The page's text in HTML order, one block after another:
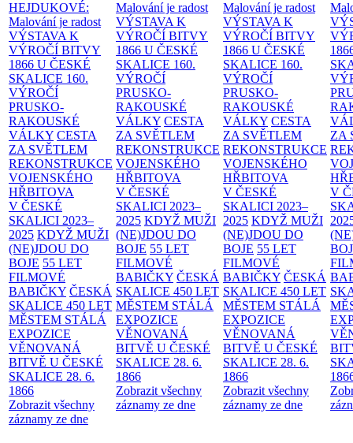
HEJDUKOVÉ:
Malování je radost
VÝSTAVA K
VÝROČÍ BITVY
1866 U ČESKÉ
SKALICE 160.
VÝROČÍ
PRUSKO-
RAKOUSKÉ
VÁLKY CESTA
ZA SVĚTLEM
REKONSTRUKCE
VOJENSKÉHO
HŘBITOVA
V ČESKÉ
SKALICI 2023–
2025 KDYŽ MUŽI
(NE)JDOU DO
BOJE 55 LET
FILMOVÉ
BABIČKY ČESKÁ
SKALICE 450 LET
MĚSTEM STÁLÁ
EXPOZICE
VĚNOVANÁ
BITVĚ U ČESKÉ
SKALICE 28. 6.
1866
Zobrazit všechny
záznamy ze dne
Malování je radost
VÝSTAVA K
VÝROČÍ BITVY
1866 U ČESKÉ
SKALICE 160.
VÝROČÍ
PRUSKO-
RAKOUSKÉ
VÁLKY CESTA
ZA SVĚTLEM
REKONSTRUKCE
VOJENSKÉHO
HŘBITOVA
V ČESKÉ
SKALICI 2023–
2025 KDYŽ MUŽI
(NE)JDOU DO
BOJE 55 LET
FILMOVÉ
BABIČKY ČESKÁ
SKALICE 450 LET
MĚSTEM STÁLÁ
EXPOZICE
VĚNOVANÁ
BITVĚ U ČESKÉ
SKALICE 28. 6.
1866
Zobrazit všechny
záznamy ze dne
Malování je radost
VÝSTAVA K
VÝROČÍ BITVY
1866 U ČESKÉ
SKALICE 160.
VÝROČÍ
PRUSKO-
RAKOUSKÉ
VÁLKY CESTA
ZA SVĚTLEM
REKONSTRUKCE
VOJENSKÉHO
HŘBITOVA
V ČESKÉ
SKALICI 2023–
2025 KDYŽ MUŽI
(NE)JDOU DO
BOJE 55 LET
FILMOVÉ
BABIČKY ČESKÁ
SKALICE 450 LET
MĚSTEM STÁLÁ
EXPOZICE
VĚNOVANÁ
BITVĚ U ČESKÉ
SKALICE 28. 6.
1866
Zobrazit všechny
záznamy ze dne
ZA
V